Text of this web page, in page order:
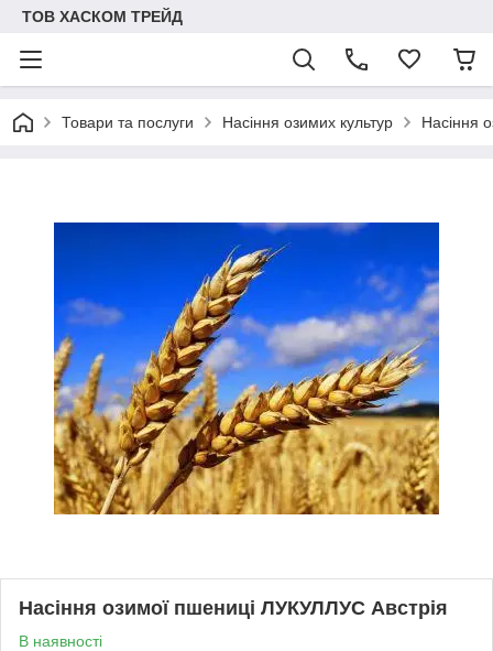
ТОВ ХАСКОМ ТРЕЙД
Товари та послуги Насіння озимих культур Насіння
Насіння озимої пшениці ЛУКУЛЛУС Австрія
В наявності